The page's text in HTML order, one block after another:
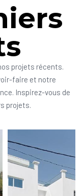
projets récents.
faire et notre
Inspirez-vous de
projets.